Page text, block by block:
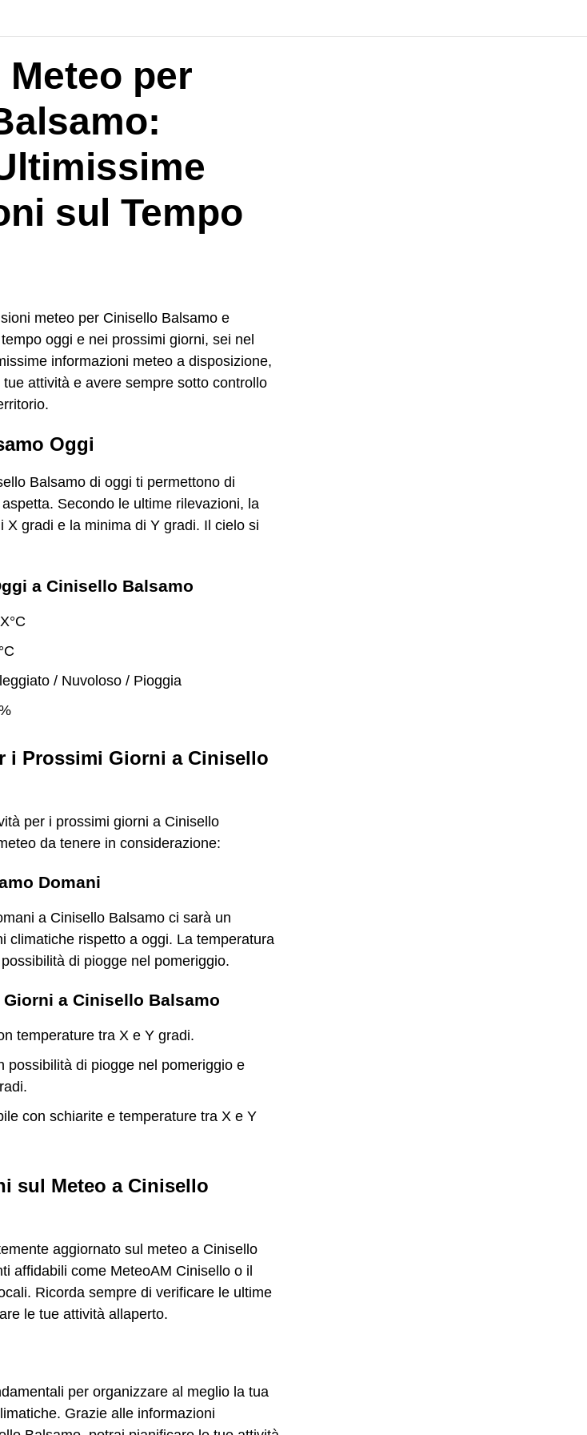
per
sul Tempo
meteo per Cinisello Balsamo e
oggi e nei prossimi giorni, sei nel
informazioni meteo a disposizione,
attività e avere sempre sotto controllo
Oggi
Balsamo di oggi ti permettono di
Secondo le ultime rilevazioni, la
X gradi e la minima di Y gradi. Il cielo si
a Cinisello Balsamo
/ Nuvoloso / Pioggia
i Prossimi Giorni a Cinisello
per i prossimi giorni a Cinisello
da tenere in considerazione:
Domani
a Cinisello Balsamo ci sarà un
climatiche rispetto a oggi. La temperatura
di piogge nel pomeriggio.
a Cinisello Balsamo
temperature tra X e Y gradi.
possibilità di piogge nel pomeriggio e
con schiarite e temperature tra X e Y
sul Meteo a Cinisello
aggiornato sul meteo a Cinisello
affidabili come MeteoAM Cinisello o il
Ricorda sempre di verificare le ultime
le tue attività allaperto.
per organizzare al meglio la tua
Grazie alle informazioni